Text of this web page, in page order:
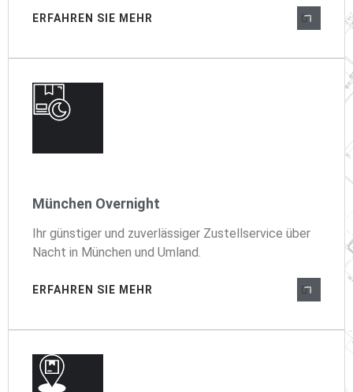
ERFAHREN SIE MEHR
München Overnight
Ihr günstiger und zuverlässiger Zustellservice über
Nacht in München und Umland.
ERFAHREN SIE MEHR